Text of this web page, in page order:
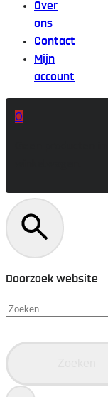
Over
ons
Contact
Mijn
account
0
Doorzoek website